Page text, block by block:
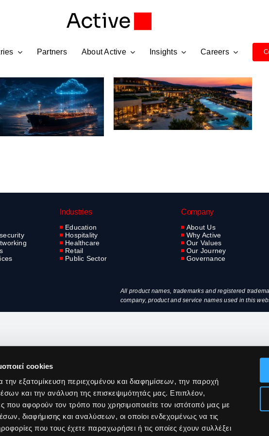
cookies
την εξατομίκευση περιεχομένου και διαφημίσεων, την παροχή
και την ανάλυση της επισκεψιμότητάς μας. Επιπλέον,
που αφορούν τον τρόπο που χρησιμοποιείτε τον ιστότοπό μας με
διαφήμισης και αναλύσεων, οι οποίοι ενδεχομένως να τις
που τους έχετε παραχωρήσει ή τις οποίες έχουν συλλέξει
Partners About Active Insights Careers
Costa Navarino
Industries
Education
Hospitality
Healthcare
Retail
Public Sector
Company
About Us
Why Active
Our Values
Our Journey
Governance
All product names, trademarks and registered
company, product and service names used in this